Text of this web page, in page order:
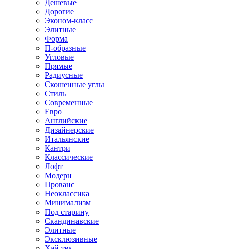
Дешевые
Дорогие
Эконом-класс
Элитные
Форма
П-образные
Угловые
Прямые
Радиусные
Скошенные углы
Стиль
Современные
Евро
Английские
Дизайнерские
Итальянские
Кантри
Классические
Лофт
Модерн
Прованс
Неоклассика
Минимализм
Под старину
Скандинавские
Элитные
Эксклюзивные